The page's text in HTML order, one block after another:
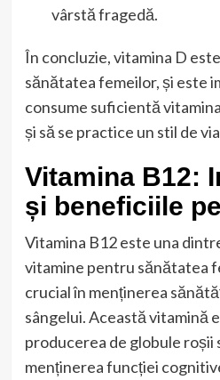
vârstă fragedă.
În concluzie, vitamina D
sănătatea femeilor, și este
consume suficientă
și să se practice un stil de
Vitamina B12:
și beneficiile
Vitamina B12 este una
vitamine pentru sănătatea
crucial în menținerea
sângelui. Această vitamină
producerea de globule roșii
menținerea funcției